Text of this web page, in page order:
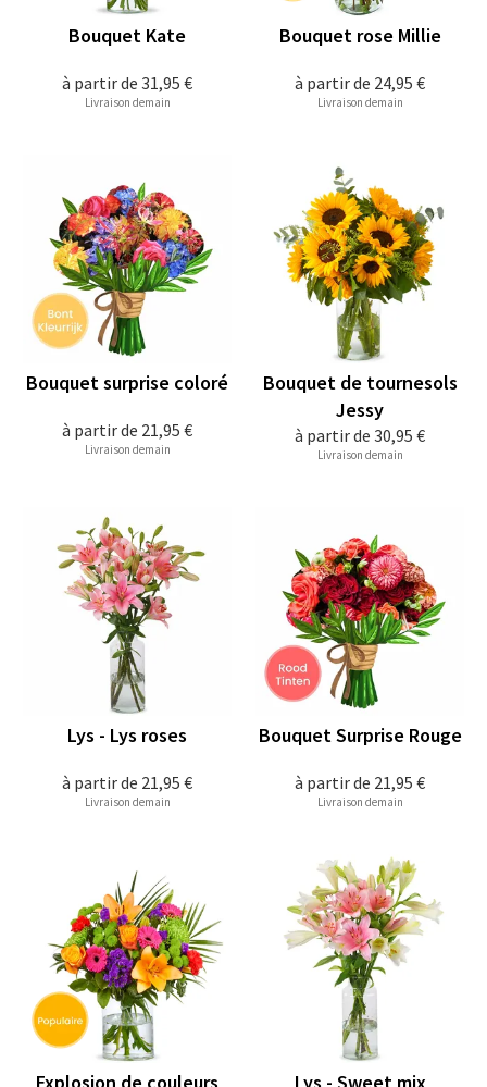
à partir de 31,95 €
Bouquet Kate
Livraison demain
à partir de 24,95 €
Bouquet rose Millie
Livraison demain
à partir de 21,95 €
Bouquet surprise coloré
Livraison demain
à partir de 30,95 €
Bouquet de tournesols
Jessy
Livraison demain
à partir de 21,95 €
Lys - Lys roses
Livraison demain
à partir de 21,95 €
Bouquet Surprise Rouge
Livraison demain